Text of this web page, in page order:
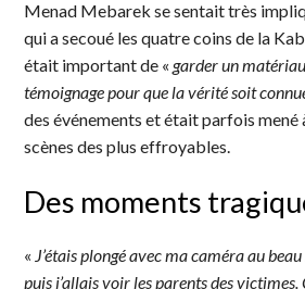
Menad Mebarek se sentait très
qui a secoué les quatre coins de la
était important de «garder un
témoignage pour que la vérité soit
des événements et était parfois mené
scènes des plus effroyables.
Des moments
« J’étais plongé avec ma caméra au
puis j’allais voir les parents des